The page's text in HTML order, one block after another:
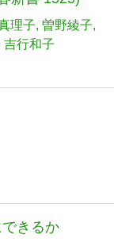
理子 曽野綾子
吉行和子
きるか